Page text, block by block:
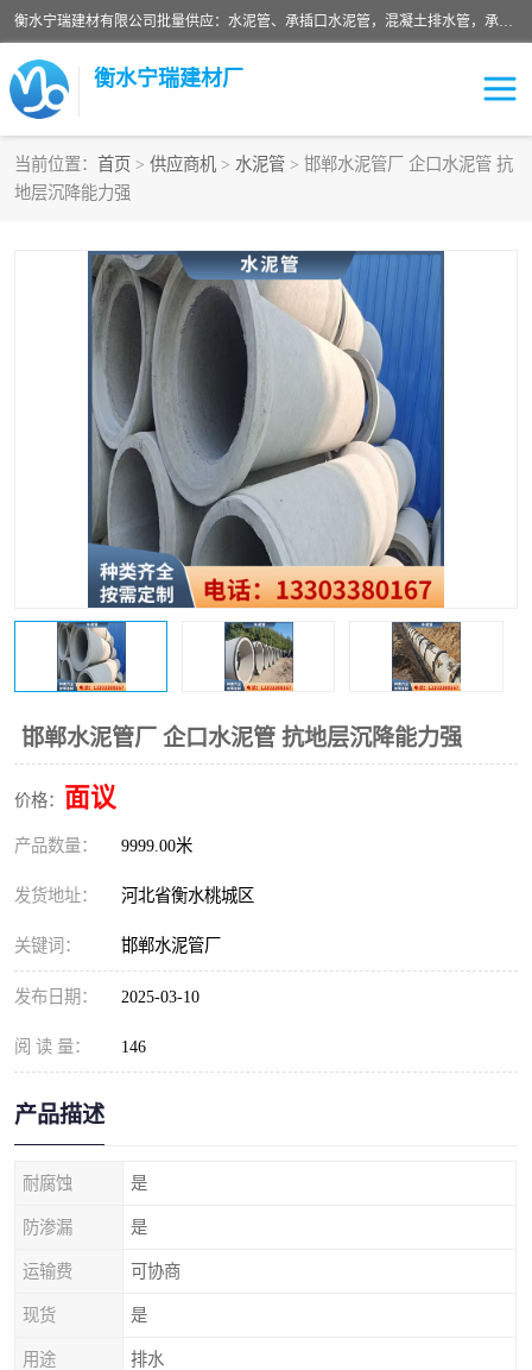
衡水宁瑞建材有限公司批量供应：水泥管、承插口水泥管，混凝土排水管，承插口水泥管，企口水泥管，钢承口水泥管，顶管，平口水泥管，水泥检查井，混凝土检查井，预制混凝土检查井，矩形检查井，圆形检查井等产品。
衡水宁瑞建材厂
当前位置： 首页 > 供应商机 > 水泥管 > 邯郸水泥管厂 企口水泥管 抗
地层沉降能力强
邯郸水泥管厂 企口水泥管 抗地层沉降能力强
价格： 面议
产品数量： 9999.00米
发货地址： 河北省衡水桃城区
关键词： 邯郸水泥管厂
发布日期： 2025-03-10
阅 读 量： 146
产品描述
耐腐蚀 是
防渗漏 是
运输费 可协商
现货 是
用途 排水
检查井
水泥检查井 水泥管
圆形检查井 矩形检查井
混凝土检查井 预制混凝土检查井
企口水泥管 钢承口水泥管